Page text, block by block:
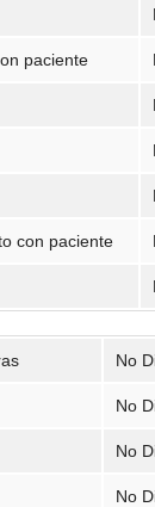
paciente
con paciente
No
No
No
No